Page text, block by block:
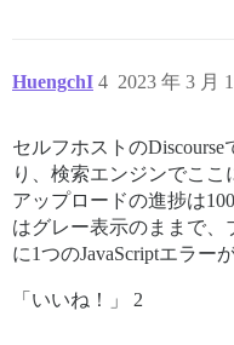
HuengchI 2023 年 3 月
4
セルフホストの
り、検索エンジンでここ
アップロードの進捗は
はグレー表示のままで
に1つのJavaScriptエラー
「いいね！」 2